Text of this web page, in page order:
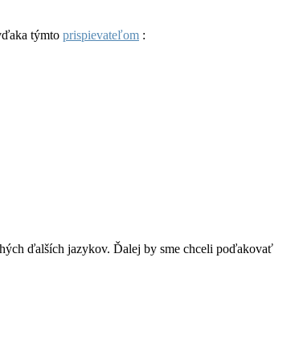
týmto prispievateľom :
ďalších jazykov. Ďalej by sme chceli poďakovať